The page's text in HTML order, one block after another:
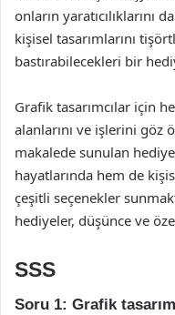
onların yaratıcılıklarını
kişisel tasarımlarını
bastırabilecekleri bir
Grafik tasarımcılar için
alanlarını ve işlerini
makalede sunulan
hayatlarında hem de
çeşitli seçenekler
hediyeler, düşünce ve
SSS
Soru 1: Grafik